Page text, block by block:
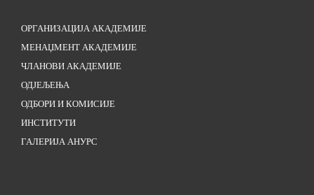
ОРГАНИЗАЦИЈА АКАДЕМИЈЕ
МЕНАЏМЕНТ АКАДЕМИЈЕ
ЧЛАНОВИ АКАДЕМИЈЕ
ОДЈЕЉЕЊА
ОДБОРИ И КОМИСИЈЕ
ИНСТИТУТИ
ГАЛЕРИЈА АНУРС